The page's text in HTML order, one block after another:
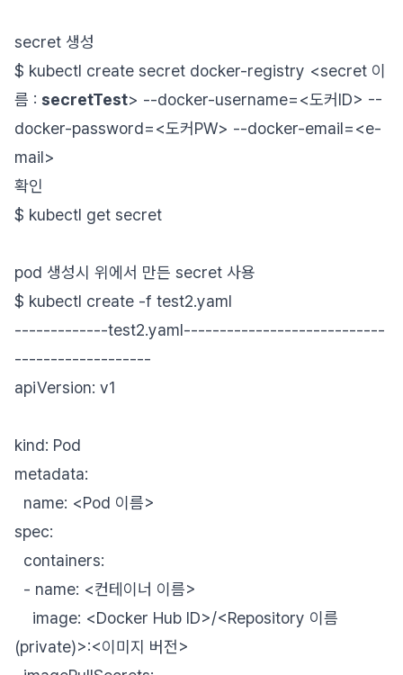
secret 생성
$ kubectl create secret docker-registry <secret 이
름 : secretTest> --docker-username=<도커ID> --
docker-password=<도커PW> --docker-email=<e-
mail>
확인
$ kubectl get secret
pod 생성시 위에서 만든 secret 사용
$ kubectl create -f test2.yaml
-------------test2.yaml----------------------------
-------------------
apiVersion: v1
kind: Pod
metadata:
name: <Pod 이름>
spec:
containers:
- name: <컨테이너 이름>
image: <Docker Hub ID>/<Repository 이름
(private)>:<이미지 버전>